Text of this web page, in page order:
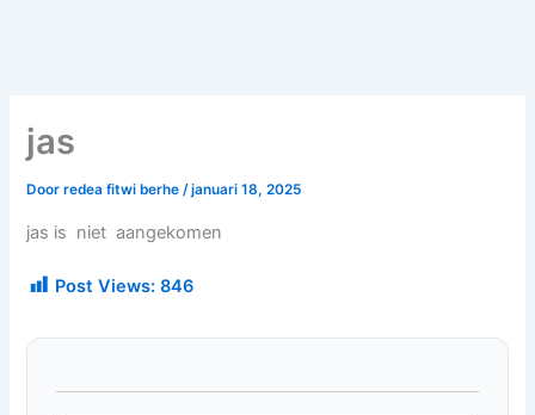
jas
Doorredea fitwi berhe/januari 18, 2025
jas is niet aangekomen
Post Views: 846